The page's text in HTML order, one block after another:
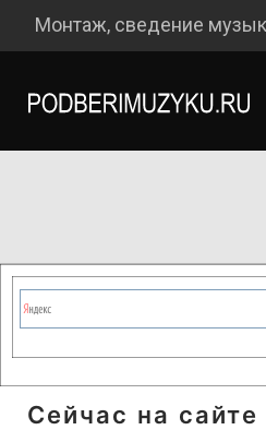
Монтаж, сведение
Сейчас на